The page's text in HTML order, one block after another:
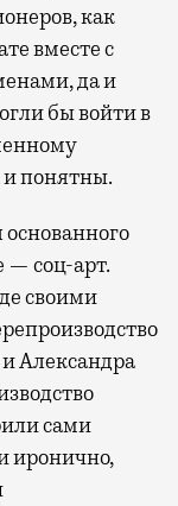
как
вместе с
да и
бы войти в
и понятны.
— соц-арт.
своими
Александра
сами
иронично,